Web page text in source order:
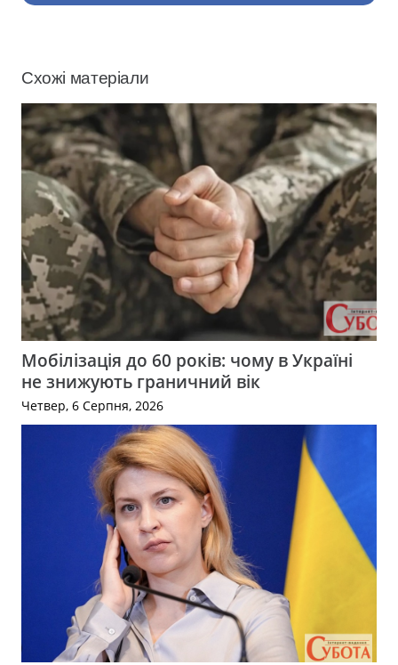
Схожі матеріали
Мобілізація до 60 років: чому в Україні
не знижують граничний вік
Четвер, 6 Серпня, 2026